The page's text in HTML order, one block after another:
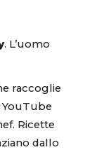
. L’uomo
raccoglie
Ricette
dallo